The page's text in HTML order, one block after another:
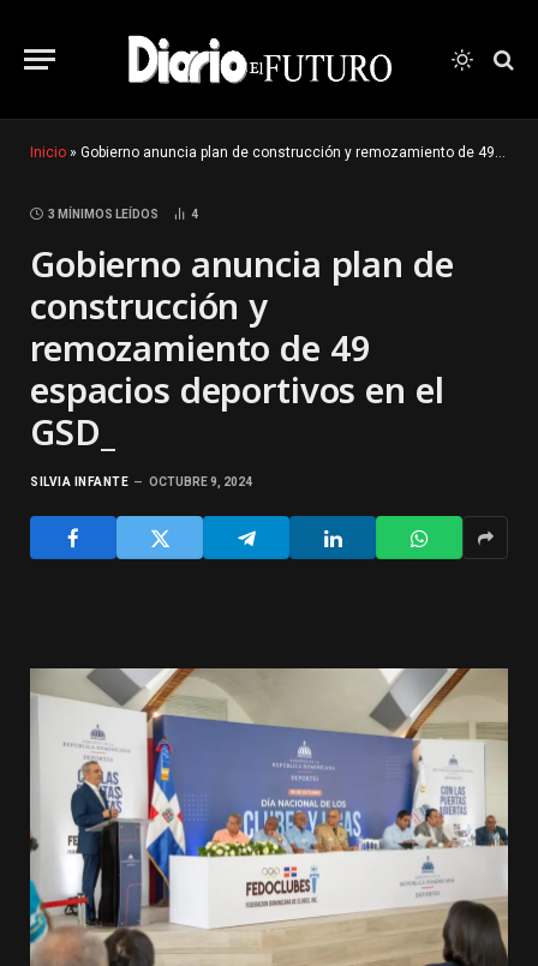
Inicio » Gobierno anuncia plan de construcción y remozamiento de 49 espacios deportivos en el GSD_
3 MÍNIMOS LEÍDOS 4
Gobierno anuncia plan de
construcción y
remozamiento de 49
espacios deportivos en el
GSD_
SILVIA INFANTE OCTUBRE 9, 2024